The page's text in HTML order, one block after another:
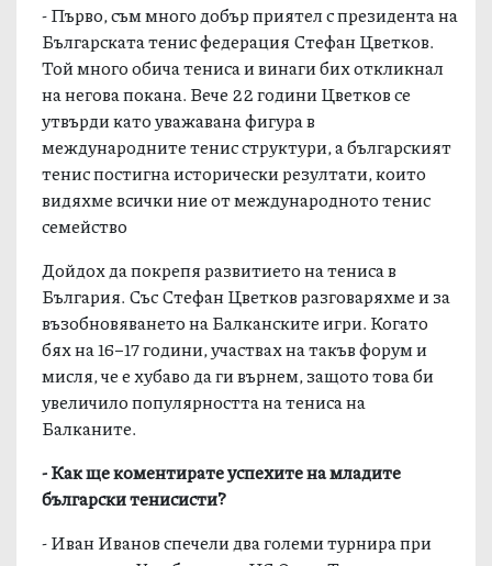
- Първо, съм много добър приятел с президента на
Българската тенис федерация Стефан Цветков.
Той много обича тениса и винаги бих откликнал
на негова покана. Вече 22 години Цветков се
утвърди като уважавана фигура в
международните тенис структури, а българският
тенис постигна исторически резултати, които
видяхме всички ние от международното тенис
семейство
Дойдох да покрепя развитието на тениса в
България. Със Стефан Цветков разговаряхме и за
възобновяването на Балканските игри. Когато
бях на 16–17 години, участвах на такъв форум и
мисля, че е хубаво да ги върнем, защото това би
увеличило популярността на тениса на
Балканите.
- Как ще коментирате успехите на младите
български тенисисти?
- Иван Иванов спечели два големи турнира при